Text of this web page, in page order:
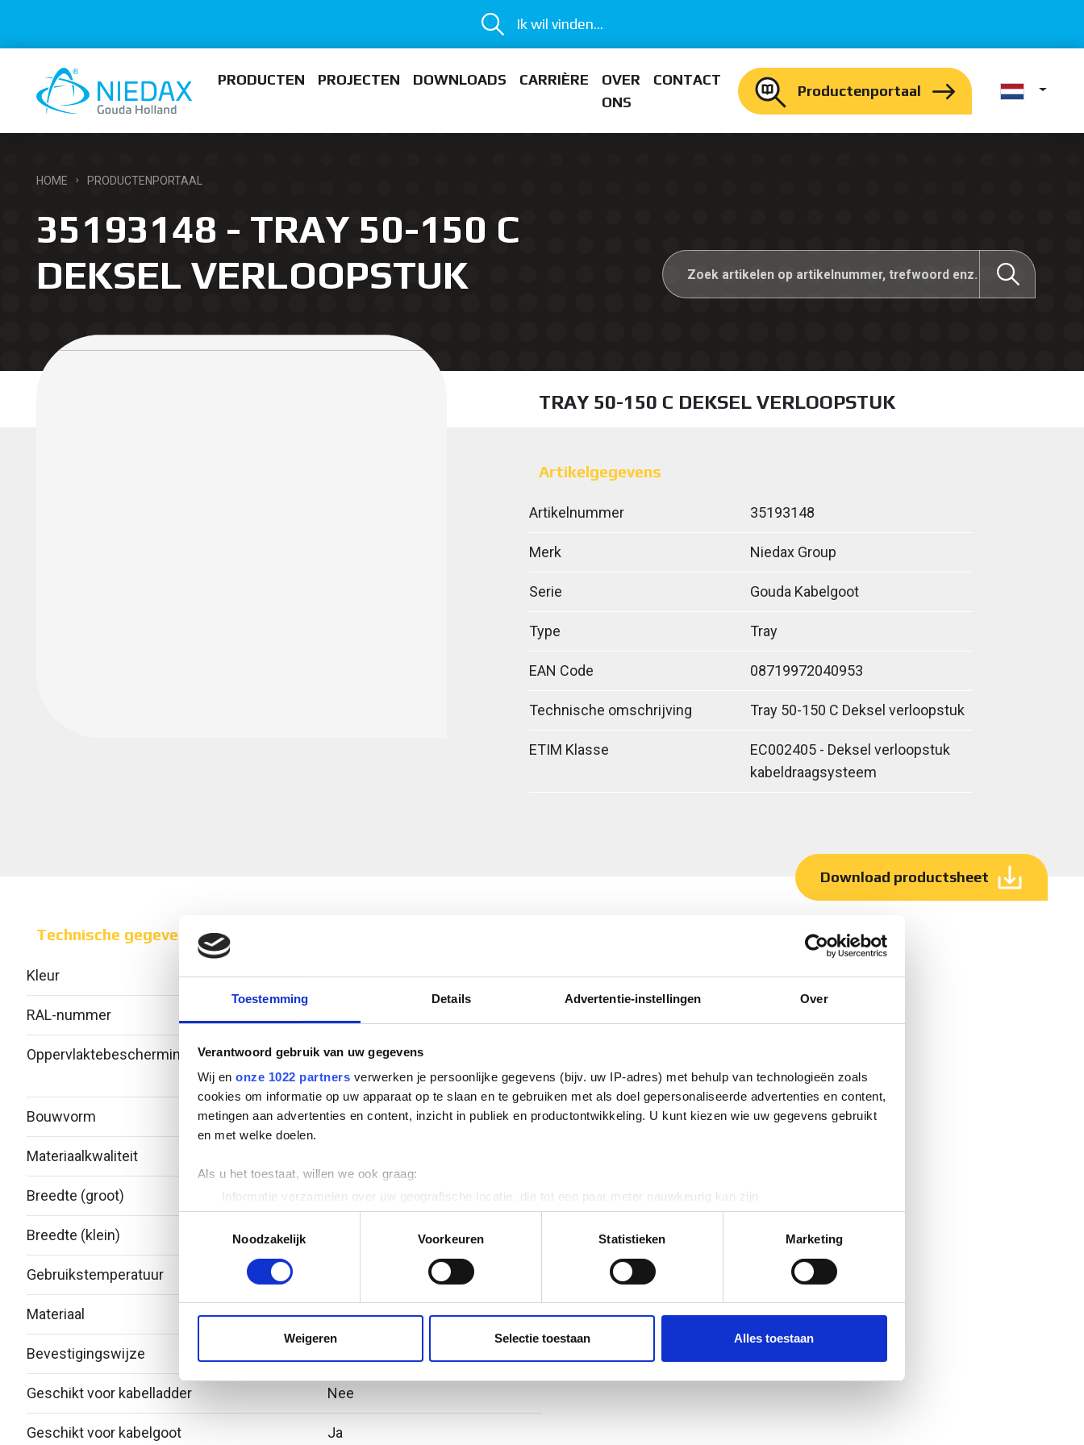
Toestemming Details Advertentie-instellingen Over
Verantwoord gebruik van uw gegevens
Wij en onze 1022 partners verwerken je persoonlijke gegevens (bijv. uw IP-adres) met behulp van technologieën zoals
cookies om informatie op uw apparaat op te slaan en te gebruiken met als doel gepersonaliseerde advertenties en content,
metingen aan advertenties en content, inzicht in publiek en productontwikkeling. U kunt kiezen wie uw gegevens gebruikt
en met welke doelen.
Als u het toestaat, willen we ook graag:
Informatie verzamelen over uw geografische locatie, die tot een paar meter nauwkeurig kan zijn
Uw apparaat identificeren door het actief te scannen op specifieke eigenschappen (fingerprinting)
Lees meer over hoe uw persoonlijke gegevens worden verwerkt en stel uw voorkeuren in het
detailgedeeltein. U kunt uw
toestemming op elk moment wijzigen of intrekken in de Cookieverklaring.
websiteverkeer te analyseren. Ook delen we informatie over uw gebruik van onze site met onze partners voor social
media, adverteren en analyse. Deze partners kunnen deze gegevens combineren met andere informatie die u aan ze heeft
Noodzakelijk
Voorkeuren Statistieken Marketing
Weigeren Selectie toestaan Alles toestaan
Ik wil vinden...
PRODUCTEN PROJECTEN DOWNLOADS CARRIÈRE
OVER
ONS
CONTACT
Productenportaal
HOME PRODUCTENPORTAAL
35193148 - TRAY 50-150 C
DEKSEL VERLOOPSTUK
TRAY 50-150 C DEKSEL VERLOOPSTUK
Artikelgegevens
Artikelnummer 35193148
Merk Niedax Group
Serie Gouda Kabelgoot
Type Tray
EAN Code 08719972040953
Technische omschrijving Tray 50-150 C Deksel verloopstuk
ETIM Klasse
EC002405 - Deksel verloopstuk
kabeldraagsysteem
Download productsheet
Technische gegevens
Kleur Overig
RAL-nummer
Oppervlaktebescherming
Bandverzinkt (sendzimir
verzinkt) en gecoat
Bouwvorm Reducering symmetrisch
Materiaalkwaliteit
Breedte (groot) 150
Breedte (klein)
Gebruikstemperatuur
Materiaal Staal
Bevestigingswijze
Geschikt voor kabelladder Nee
Geschikt voor kabelgoot Ja